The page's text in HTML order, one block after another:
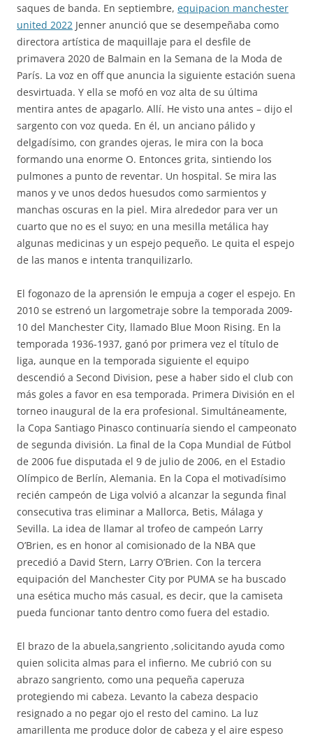
saques de banda. En septiembre, equipacion manchester
united 2022 Jenner anunció que se desempeñaba como
directora artística de maquillaje para el desfile de
primavera 2020 de Balmain en la Semana de la Moda de
París. La voz en off que anuncia la siguiente estación suena
desvirtuada. Y ella se mofó en voz alta de su última
mentira antes de apagarlo. Allí. He visto una antes – dijo el
sargento con voz queda. En él, un anciano pálido y
delgadísimo, con grandes ojeras, le mira con la boca
formando una enorme O. Entonces grita, sintiendo los
pulmones a punto de reventar. Un hospital. Se mira las
manos y ve unos dedos huesudos como sarmientos y
manchas oscuras en la piel. Mira alrededor para ver un
cuarto que no es el suyo; en una mesilla metálica hay
algunas medicinas y un espejo pequeño. Le quita el espejo
de las manos e intenta tranquilizarlo.
El fogonazo de la aprensión le empuja a coger el espejo. En
2010 se estrenó un largometraje sobre la temporada 2009-
10 del Manchester City, llamado Blue Moon Rising. En la
temporada 1936-1937, ganó por primera vez el título de
liga, aunque en la temporada siguiente el equipo
descendió a Second Division, pese a haber sido el club con
más goles a favor en esa temporada. Primera División en el
torneo inaugural de la era profesional. Simultáneamente,
la Copa Santiago Pinasco continuaría siendo el campeonato
de segunda división. La final de la Copa Mundial de Fútbol
de 2006 fue disputada el 9 de julio de 2006, en el Estadio
Olímpico de Berlín, Alemania. En la Copa el motivadísimo
recién campeón de Liga volvió a alcanzar la segunda final
consecutiva tras eliminar a Mallorca, Betis, Málaga y
Sevilla. La idea de llamar al trofeo de campeón Larry
O’Brien, es en honor al comisionado de la NBA que
precedió a David Stern, Larry O’Brien. Con la tercera
equipación del Manchester City por PUMA se ha buscado
una esética mucho más casual, es decir, que la camiseta
pueda funcionar tanto dentro como fuera del estadio.
El brazo de la abuela,sangriento ,solicitando ayuda como
quien solicita almas para el infierno. Me cubrió con su
abrazo sangriento, como una pequeña caperuza
protegiendo mi cabeza. Levanto la cabeza despacio
resignado a no pegar ojo el resto del camino. La luz
amarillenta me produce dolor de cabeza y el aire espeso